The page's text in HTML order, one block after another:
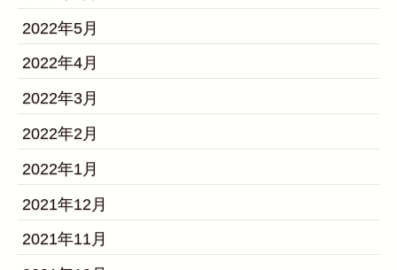
2022年5月
2022年4月
2022年3月
2022年2月
2022年1月
2021年12月
2021年11月